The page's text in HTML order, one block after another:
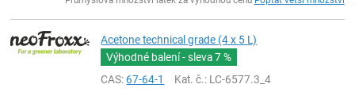
Acetone technical grade (4 x 5 L)
Výhodné balení - sleva7 %
CAS:67-64-1 Kat. č.: LC-6577.3_4